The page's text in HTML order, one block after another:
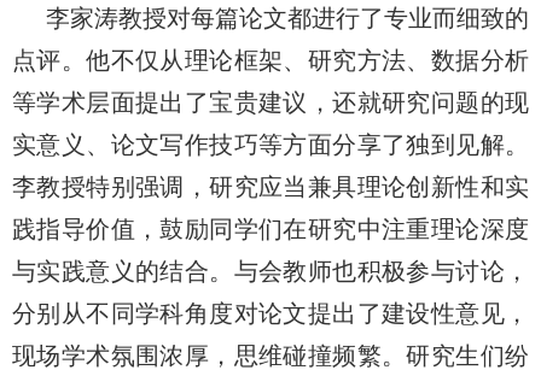
李家涛教授对每篇论文都进行了专业而细致的
点评。他不仅从理论框架、研究方法、数据分析
等学术层面提出了宝贵建议，还就研究问题的现
实意义、论文写作技巧等方面分享了独到见解。
李教授特别强调，研究应当兼具理论创新性和实
践指导价值，鼓励同学们在研究中注重理论深度
与实践意义的结合。与会教师也积极参与讨论，
分别从不同学科角度对论文提出了建设性意见，
现场学术氛围浓厚，思维碰撞频繁。研究生们纷